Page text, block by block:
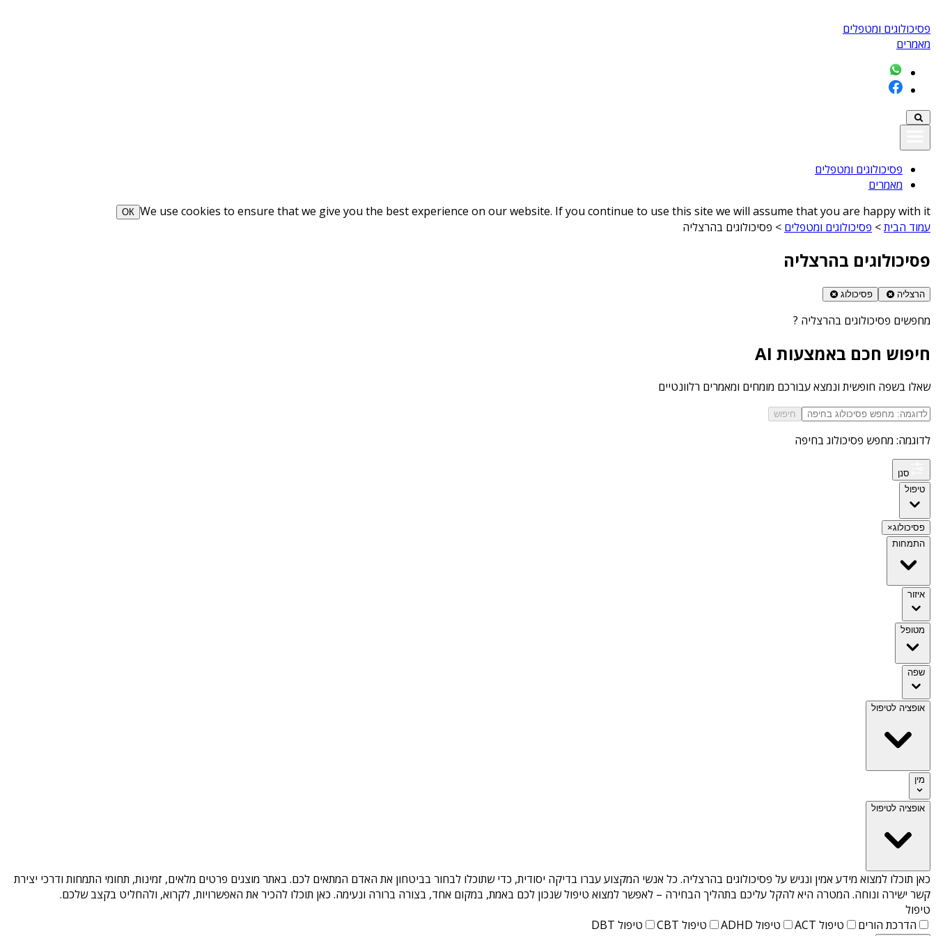
פסיכולוגים ומטפלים
מאמרים
פסיכולוגים ומטפלים
מאמרים
We use cookies to ensure that we give you the best experience on our website. If you continue to use this site we will assume that you are happy with it
ОК
עמוד הבית> פסיכולוגים ומטפלים > פסיכולוגים בהרצליה
פסיכולוגים בהרצליה
הרצליה פסיכולוג
מחפשים פסיכולוגים בהרצליה ?
חיפוש חכם באמצעות AI
שאלו בשפה חופשית ונמצא עבורכם מומחים ומאמרים רלוונטיים
חיפוש
לדוגמה: מחפש פסיכולוג בחיפה
סנן
טיפול
פסיכולוג×
התמחות
איזור
מטופל
שפה
אופציה לטיפול
מין
אופציה לטיפול
כאן תוכלו למצוא מידע אמין ונגיש על פסיכולוגים בהרצליה. כל אנשי המקצוע עברו בדיקה יסודית, כדי שתוכלו לבחור בביטחון את האדם המתאים לכם. באתר מוצגים פרטים מלאים, זמינות, תחומי התמחות ודרכי יצירת
קשר ישירה ונוחה. המטרה היא להקל עליכם בתהליך הבחירה – לאפשר למצוא טיפול שנכון לכם באמת, במקום אחד, בצורה ברורה ונעימה. כאן תוכלו להכיר את האפשרויות, לקרוא, ולהחליט בקצב שלכם.
טיפול
הדרכת הורים
טיפול ACT טיפול ADHD טיפול CBT טיפול DBT